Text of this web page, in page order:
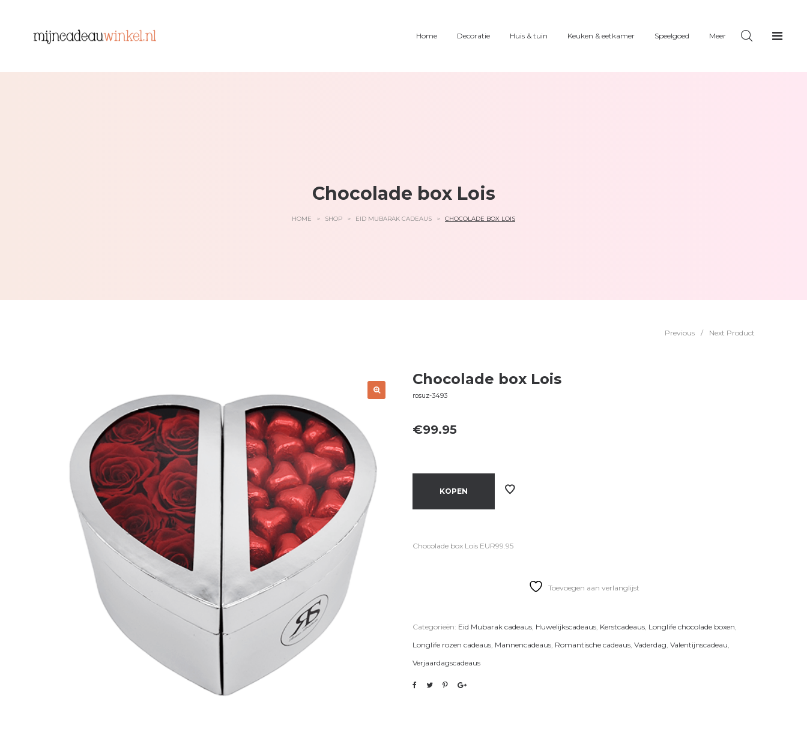
Home Decoratie Huis & tuin Keuken & eetkamer Speelgoed Meer
Chocolade box Lois
HOME > SHOP > EID MUBARAK CADEAUS > CHOCOLADE BOX LOIS
Previous / Next Product
Chocolade box Lois
rosuz-3493
€99.95
KOPEN
Chocolade box Lois EUR99.95
Toevoegen aan verlanglijst
Categorieën: Eid Mubarak cadeaus, Huwelijkscadeaus, Kerstcadeaus, Longlife chocolade boxen,
Longlife rozen cadeaus, Mannencadeaus, Romantische cadeaus, Vaderdag, Valentijnscadeau,
Verjaardagscadeaus